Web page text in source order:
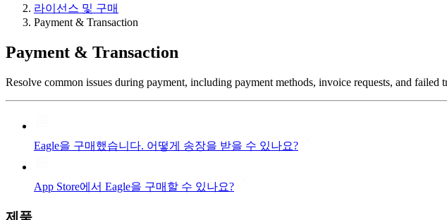
라이선스 및 구매
Payment & Transaction
Payment & Transaction
Resolve common issues during payment, including payment methods, invoice requests, and failed
Eagle을 구매했습니다. 어떻게 송장을 받을 수 있나요?
App Store에서 Eagle을 구매할 수 있나요?
제품